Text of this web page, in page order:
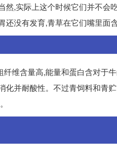
,实际上这个时候它们并不会
没有发育,青草在它们嘴里面含
维含量高,能量和蛋白含对于
化并耐酸性。不过青饲料和青